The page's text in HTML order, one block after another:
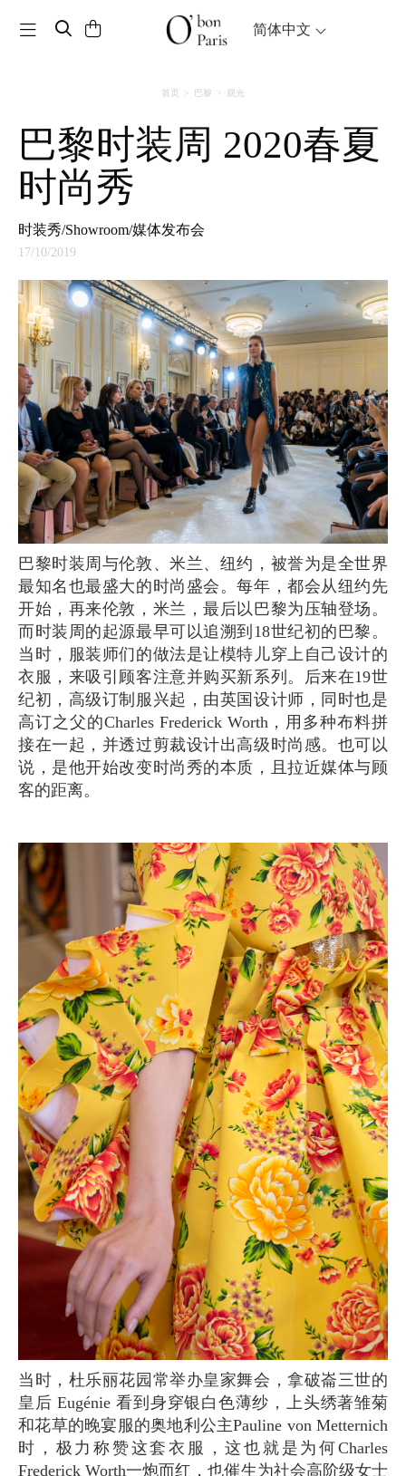
Toggle navigation 简体中文
首页 巴黎 观光
巴黎时装周 2020春夏
时尚秀
时装秀/Showroom/媒体发布会
17/10/2019
巴黎时装周与伦敦、米兰、纽约，被誉为是全世界
最知名也最盛大的时尚盛会。每年，都会从纽约先
开始，再来伦敦，米兰，最后以巴黎为压轴登场。
而时装周的起源最早可以追溯到18世纪初的巴黎。
当时，服装师们的做法是让模特儿穿上自己设计的
衣服，来吸引顾客注意并购买新系列。后来在19世
纪初，高级订制服兴起，由英国设计师，同时也是
高订之父的Charles Frederick Worth，用多种布料拼
接在一起，并透过剪裁设计出高级时尚感。也可以
说，是他开始改变时尚秀的本质，且拉近媒体与顾
客的距离。
当时，杜乐丽花园常举办皇家舞会，拿破崙三世的
皇后 Eugénie 看到身穿银白色薄纱，上头绣著雏菊
和花草的晚宴服的奥地利公主Pauline von Metternich
时，极力称赞这套衣服，这也就是为何Charles
Frederick Worth一炮而红，也催生为社会高阶级女士